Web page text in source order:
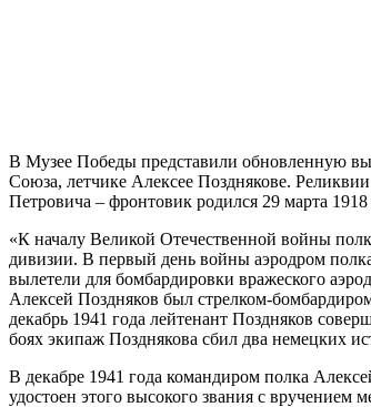
В Музее Победы представили обновленную
Союза, летчике Алексее Позднякове.
Петровича – фронтовик родился 29 марта 1918
«К началу Великой Отечественной войны
дивизии. В первый день войны аэродром
вылетели для бомбардировки вражеского
Алексей Поздняков был стрелком-
декабрь 1941 года лейтенант Поздняков
боях экипаж Позднякова сбил два немецких
В декабре 1941 года командиром полка
удостоен этого высокого звания с вручением